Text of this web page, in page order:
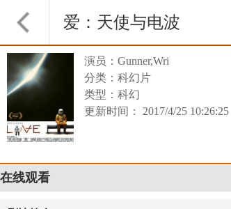
爱：天使与电波
演员：Gunner,Wri
分类：科幻片
类型：科幻
更新时间： 2017/4/25 10:26:25
在线观看